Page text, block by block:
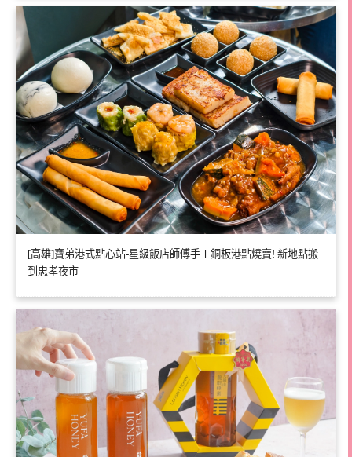
[高雄]寶弟港式點心站-星級飯店師傅手工銅板港點燒賣! 新地點搬
到忠孝夜市